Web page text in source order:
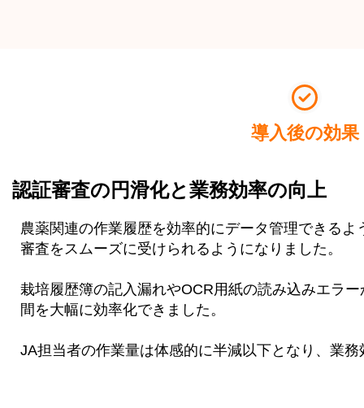
導入後の効果
認証審査の円滑化と業務効率の向上
農薬関連の作業履歴を効率的にデータ管理できる
審査をスムーズに受けられるようになりました。
栽培履歴簿の記入漏れやOCR用紙の読み込みエラ
間を大幅に効率化できました。
JA担当者の作業量は体感的に半減以下となり、業